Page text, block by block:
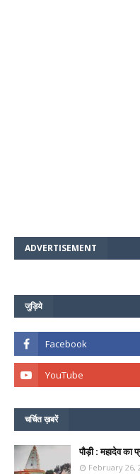
ADVERTISEMENT
जुड़िये
चर्चित ख़बरें
पौड़ी : महादेव का
February 26,